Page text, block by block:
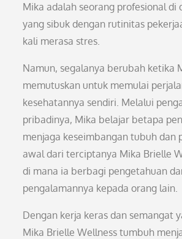
Mika adalah seorang profesional di
yang sibuk dengan rutinitas
kali merasa stres.
Namun, segalanya berubah ketika
memutuskan untuk memulai
kesehatannya sendiri. Melalui
pribadinya, Mika belajar betapa
menjaga keseimbangan tubuh dan
awal dari terciptanya Mika Brielle
di mana ia berbagi pengetahuan
pengalamannya kepada orang lain.
Dengan kerja keras dan semangat
Mika Brielle Wellness tumbuh